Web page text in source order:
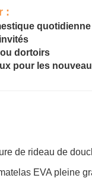
:
quotidienne
dortoirs
pour les
EVA pleine